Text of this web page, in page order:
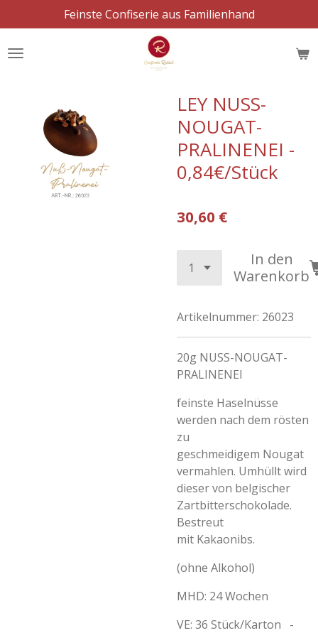
Hauptinhalt
springen
Feinste Confiserie aus Familienhand
LEY NUSS-
NOUGAT-
PRALINENEI -
0,84€/Stück
30,60 €
In den
Warenkorb
Artikelnummer: 26023
20g NUSS-NOUGAT-
PRALINENEI
feinste Haselnüsse
werden nach dem rösten
zu
geschmeidigem Nougat
vermahlen. Umhüllt wird
dieser von belgischer
Zartbitterschokolade.
Bestreut
mit Kakaonibs.
(ohne Alkohol)
MHD: 24 Wochen
VE: 36 Stück/Karton -